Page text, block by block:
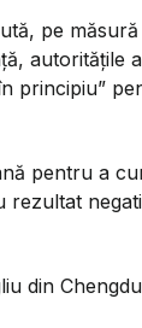
pe
autoritățile
principiu”
pentru a
din